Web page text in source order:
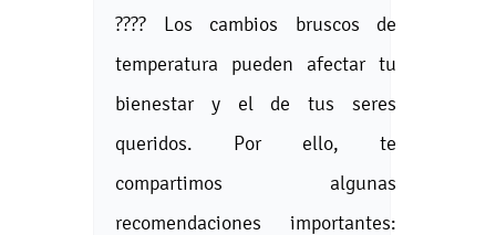
????️ Los cambios bruscos de
temperatura pueden afectar tu
bienestar y el de tus seres
queridos. Por ello, te
compartimos algunas
recomendaciones importantes: